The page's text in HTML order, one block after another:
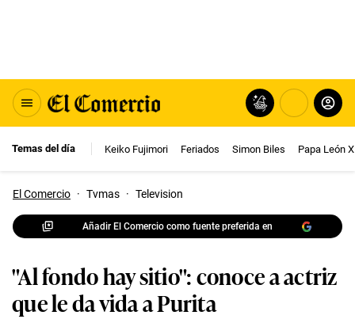
Temas del día Keiko Fujimori Feriados Simon Biles Papa León
El Comercio · Tvmas · Television
Añadir El Comercio como fuente preferida en
"Al fondo hay sitio": conoce a actriz
que le da vida a Purita